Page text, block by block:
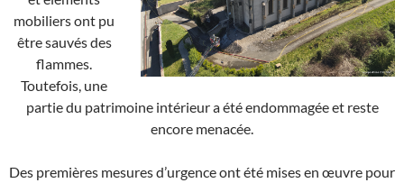
mobiliers ont pu
être sauvés des
flammes.
Toutefois, une
partie du patrimoine intérieur a été endommagée et reste
encore menacée.
Des premières mesures d’urgence ont été mises en œuvre pour